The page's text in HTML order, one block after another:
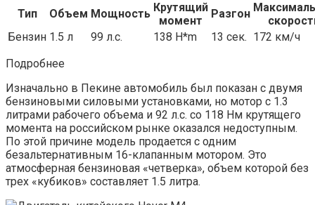
Тип Объем Мощность Крутящий
момент
Разгон
Бензин 1.5 л 99 л.с. 138 H*m 13 сек. 172 км/ч
Подробнее
Изначально в Пекине автомобиль был показан с двумя
бензиновыми силовыми установками, но мотор с 1.3
литрами рабочего объема и 92 л.с. со 118 Нм крутящего
момента на российском рынке оказался недоступным.
По этой причине модель продается с одним
безальтернативным 16-клапанным мотором. Это
атмосферная бензиновая «четверка», объем которой без
трех «кубиков» составляет 1.5 литра.